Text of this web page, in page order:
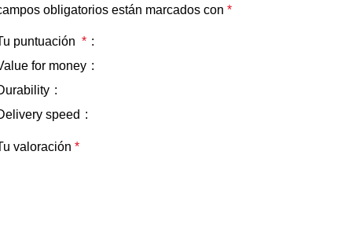
obligatorios están marcados con *
puntuación *
for money
speed
valoración *